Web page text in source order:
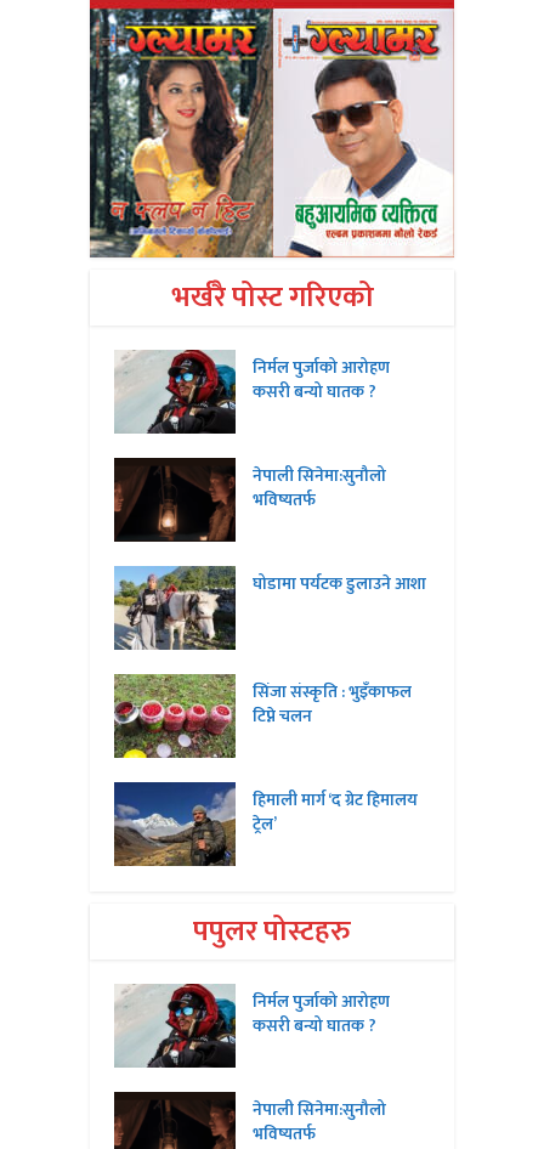
भर्खरै पोस्ट गरिएको
निर्मल पुर्जाको आरोहण
कसरी बन्यो घातक ?
नेपाली सिनेमा:सुनौलो
भविष्यतर्फ
घोडामा पर्यटक डुलाउने आशा
सिंजा संस्कृति : भुइँकाफल
टिप्ने चलन
हिमाली मार्ग ‘द ग्रेट हिमालय
ट्रेल’
पपुलर पोस्टहरु
निर्मल पुर्जाको आरोहण
कसरी बन्यो घातक ?
नेपाली सिनेमा:सुनौलो
भविष्यतर्फ